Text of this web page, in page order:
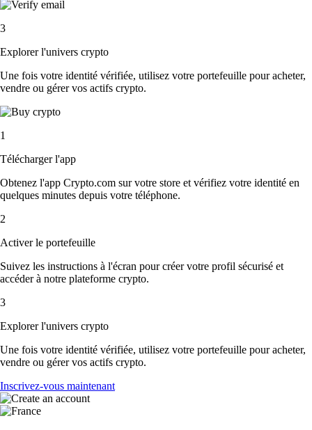
3
Explorer l'univers crypto
Une fois votre identité vérifiée, utilisez votre portefeuille pour acheter,
vendre ou gérer vos actifs crypto.
1
Télécharger l'app
Obtenez l'app Crypto.com sur votre store et vérifiez votre identité en
quelques minutes depuis votre téléphone.
2
Activer le portefeuille
Suivez les instructions à l'écran pour créer votre profil sécurisé et
accéder à notre plateforme crypto.
3
Explorer l'univers crypto
Une fois votre identité vérifiée, utilisez votre portefeuille pour acheter,
vendre ou gérer vos actifs crypto.
Inscrivez-vous maintenant